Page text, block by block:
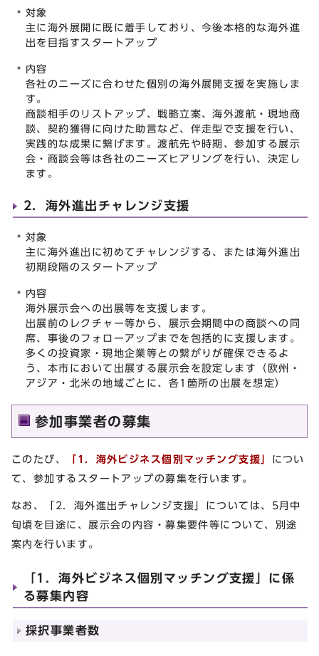
対象
主に海外展開に既に着手しており、今後本格的な海外進
出を目指すスタートアップ
内容
各社のニーズに合わせた個別の海外展開支援を実施しま
す。
商談相手のリストアップ、戦略立案、海外渡航・現地商
談、契約獲得に向けた助言など、伴走型で支援を行い、
実践的な成果に繋げます。渡航先や時期、参加する展示
会・商談会等は各社のニーズヒアリングを行い、決定し
ます。
2．海外進出チャレンジ支援
対象
主に海外進出に初めてチャレンジする、または海外進出
初期段階のスタートアップ
内容
海外展示会への出展等を支援します。
出展前のレクチャー等から、展示会期間中の商談への同
席、事後のフォローアップまでを包括的に支援します。
多くの投資家・現地企業等との繋がりが確保できるよ
う、本市において出展する展示会を設定します（欧州・
アジア・北米の地域ごとに、各1箇所の出展を想定）
参加事業者の募集
このたび、 「1．海外ビジネス個別マッチング支援」 につい
て、参加するスタートアップの募集を行います。
なお、「2．海外進出チャレンジ支援」については、5月中
旬頃を目途に、展示会の内容・募集要件等について、別途
案内を行います。
「1．海外ビジネス個別マッチング支援」に係
る募集内容
採択事業者数